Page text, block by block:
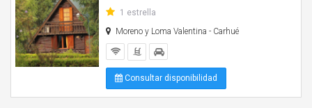
1 estrella
Moreno y Loma Valentina - Carhué
Consultar disponibilidad